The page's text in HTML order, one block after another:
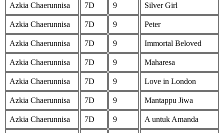
Azkia Chaerunnisa 7D 9 Silver Girl
Azkia Chaerunnisa 7D 9 Peter
Azkia Chaerunnisa 7D 9 Immortal Beloved
Azkia Chaerunnisa 7D 9 Maharesa
Azkia Chaerunnisa 7D 9 Love in London
Azkia Chaerunnisa 7D 9 Mantappu Jiwa
Azkia Chaerunnisa 7D 9 A untuk Amanda